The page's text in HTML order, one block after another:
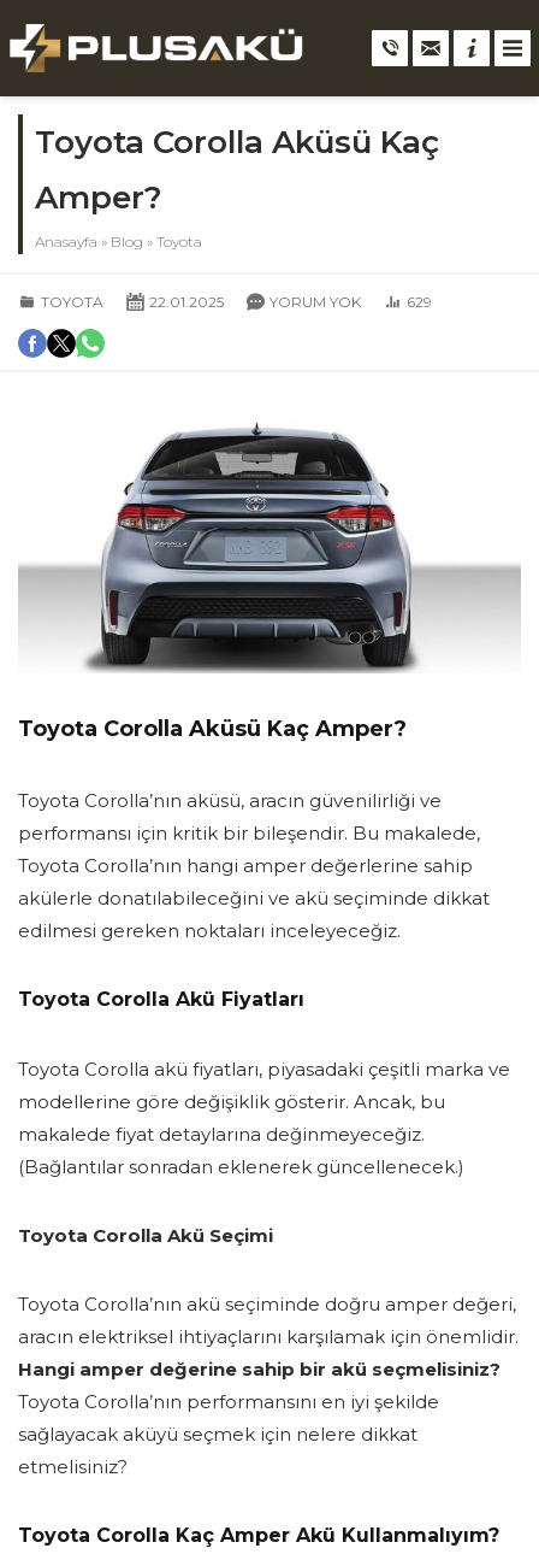
Toyota Corolla Aküsü Kaç
Amper?
Anasayfa » Blog » Toyota
TOYOTA 22.01.2025 YORUM YOK 629
Toyota Corolla Aküsü Kaç Amper?
Toyota Corolla’nın aküsü, aracın güvenilirliği ve
performansı için kritik bir bileşendir. Bu makalede,
Toyota Corolla’nın hangi amper değerlerine sahip
akülerle donatılabileceğini ve akü seçiminde dikkat
edilmesi gereken noktaları inceleyeceğiz.
Toyota Corolla Akü Fiyatları
Toyota Corolla akü fiyatları, piyasadaki çeşitli marka ve
modellerine göre değişiklik gösterir. Ancak, bu
makalede fiyat detaylarına değinmeyeceğiz.
(Bağlantılar sonradan eklenerek güncellenecek.)
Toyota Corolla Akü Seçimi
Toyota Corolla’nın akü seçiminde doğru amper değeri,
aracın elektriksel ihtiyaçlarını karşılamak için önemlidir.
Hangi amper değerine sahip bir akü seçmelisiniz?
Toyota Corolla’nın performansını en iyi şekilde
sağlayacak aküyü seçmek için nelere dikkat
etmelisiniz?
Toyota Corolla Kaç Amper Akü Kullanmalıyım?